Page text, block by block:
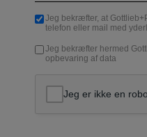
Consent
Jeg bekræfter, at
telefon eller mail med
Jeg bekræfter hermed
opbevaring af data
Jeg er ikke en